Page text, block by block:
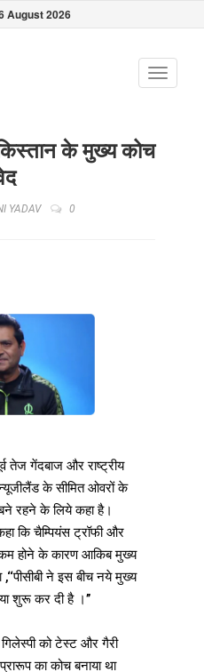
August 2026
Toggle
के मुख्य कोच
YADAV 0
तेज गेंदबाज और राष्ट्रीय
के सीमित ओवरों के
रहने के लिये कहा है।
कि चैम्पियंस ट्रॉफी और
होने के कारण आकिब मुख्य
ने इस बीच नये मुख्य
शुरू कर दी है ।’’
को टेस्ट और गैरी
का कोच बनाया था